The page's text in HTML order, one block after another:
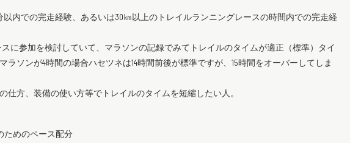
内での完走経験、あるいは30㎞以上のトレイルランニングレースの時間内での完走経
に参加を検討していて、マラソンの記録でみてトレイルのタイムが適正（標準）タイ
ラソンが4時間の場合ハセツネは14時間前後が標準ですが、15時間をオーバーしてしま
仕方、装備の使い方等でトレイルのタイムを短縮したい人。
ためのペース配分